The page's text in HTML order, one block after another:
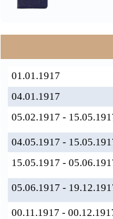
01.01.1917
04.01.1917
05.02.1917 -
04.05.1917 -
15.05.1917 -
05.06.1917 -
00.11.1917 -